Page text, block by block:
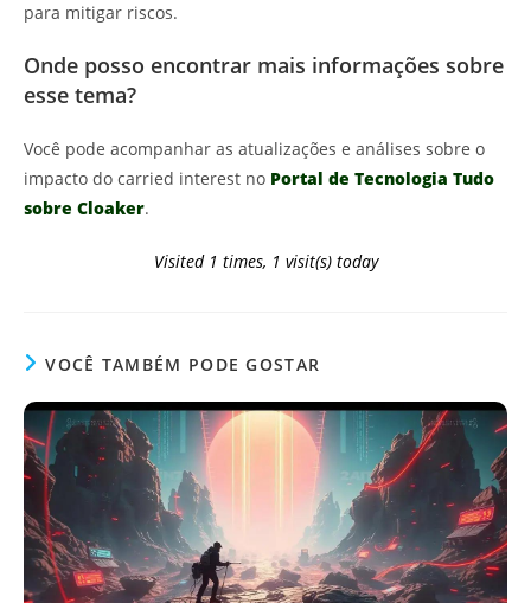
para mitigar riscos.
Onde posso encontrar mais informações sobre
esse tema?
Você pode acompanhar as atualizações e análises sobre o
impacto do carried interest no Portal de Tecnologia Tudo
sobre Cloaker.
Visited 1 times, 1 visit(s) today
VOCÊ TAMBÉM PODE GOSTAR